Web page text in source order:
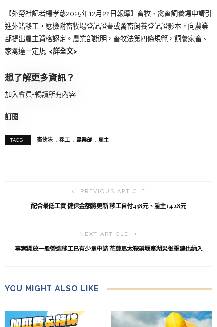
【外勞社記者楊孝慈2025年12月22日報導】畜牧、禽畜飼養場申請引
進外籍移工，應檢附畜牧場登記證書或禽畜飼養登記證影本，向農業
部提出雇主資格認定。農業部說明，畜牧法第四條規範，飼養家畜、
家禽達一定規…<詳全文>
想了解更多資訊？
加入會員-暢讀所有內容
訂閱
TAGS : 畜牧法 移工 農業部 雇主
PREVIOUS ARTICLE
配合最低工資 健保金額將更新 移工自付458元、雇主1,428元
NEXT ARTICLE
專案開放一般營造移工已有少量申請 花蓮馬太鞍溪堰塞湖災後重建也納入
YOU MIGHT ALSO LIKE